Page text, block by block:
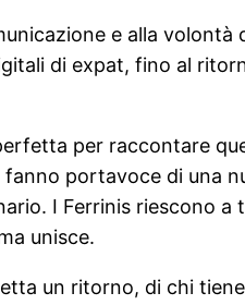
e alla volontà
di expat, fino al
per raccontare
portavoce di una
I Ferrinis riescono
unisce.
un ritorno, di chi